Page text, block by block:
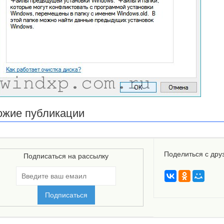
публикации
Подписаться на рассылку Поделиться с